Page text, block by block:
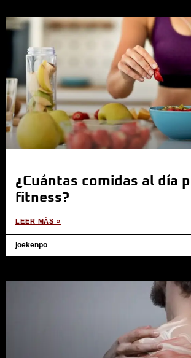
¿Cuántas comidas al día
fitness?
LEER MÁS »
joekenpo